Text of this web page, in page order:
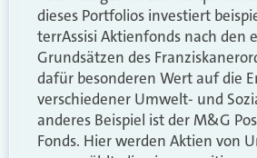
dieses Portfolios investiert
terrAssisi Aktienfonds nach den
Grundsätzen des
dafür besonderen Wert auf die
verschiedener Umwelt- und
anderes Beispiel ist der M&G
Fonds. Hier werden Aktien von